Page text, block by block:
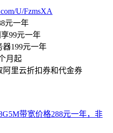
U/FzmsXA
元一年
99元一年
器199元一年
月起
阿里云折扣券和代金券
带宽价格288元一年，非